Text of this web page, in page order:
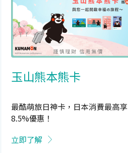
玉山熊本熊卡
最酷萌旅日神卡，日本消費最高享
8.5%優惠！
立即了解